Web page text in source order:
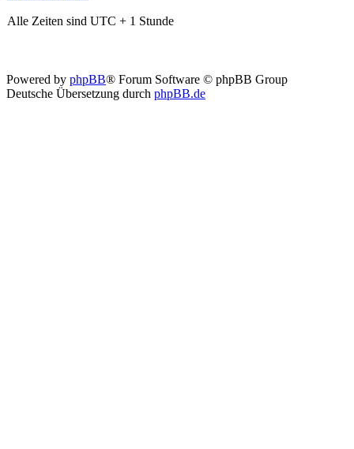
Alle Zeiten sind UTC + 1 Stunde
Powered by phpBB® Forum Software © phpBB Group
Deutsche Übersetzung durch phpBB.de